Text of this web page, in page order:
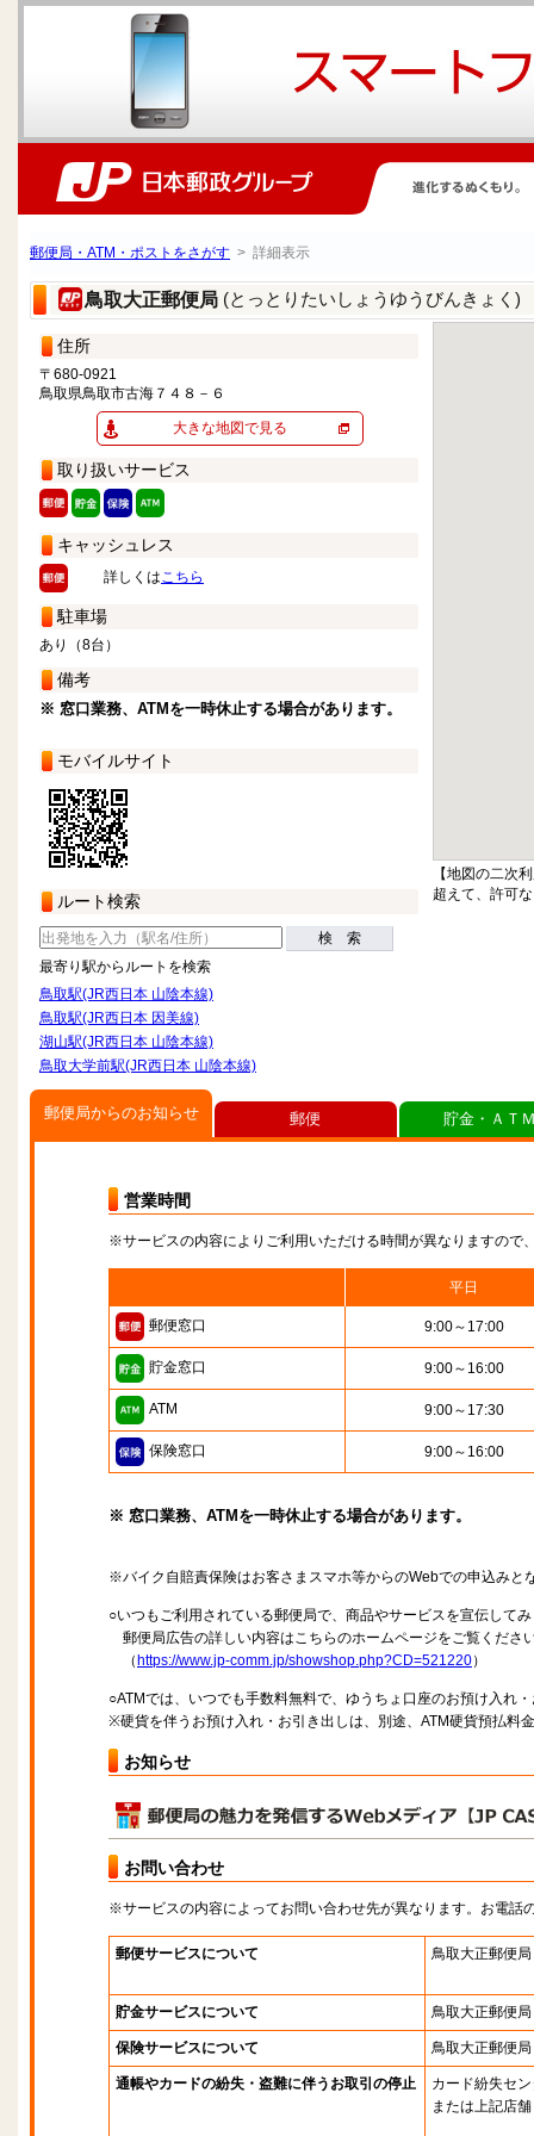
郵便局・ATM・ポストをさがす > 詳細表示
鳥取大正郵便局 (とっとりたいしょうゆうびんきょく)
住所
〒680-0921
鳥取県鳥取市古海７４８－６
大きな地図で見る
取り扱いサービス
キャッシュレス
詳しくはこちら
駐車場
あり（8台）
備考
※ 窓口業務、ATMを一時休止する場合があります。
モバイルサイト
ルート検索
検 索
最寄り駅からルートを検索
鳥取駅(JR西日本 山陰本線)
鳥取駅(JR西日本 因美線)
湖山駅(JR西日本 山陰本線)
鳥取大学前駅(JR西日本 山陰本線)
【地図の二次
超えて、許可
郵便局からのお知らせ
営業時間
※サービスの内容によりご利用いただける時間が異なりますので
平日
郵便窓口 9:00～17:00
貯金窓口 9:00～16:00
ATM 9:00～17:30
保険窓口 9:00～16:00
※ 窓口業務、ATMを一時休止する場合があります。
※バイク自賠責保険はお客さまスマホ等からのWebでの申込みと
○いつもご利用されている郵便局で、商品やサービスを宣伝して
郵便局広告の詳しい内容はこちらのホームページをご覧くださ
（ https://www.jp-comm.jp/showshop.php?CD=521220）
○ATMでは、いつでも手数料無料で、ゆうちょ口座のお預け入れ
※硬貨を伴うお預け入れ・お引き出しは、別途、ATM硬貨預払料
お知らせ
お問い合わせ
※サービスの内容によってお問い合わせ先が異なります。お電話
郵便サービスについて 鳥取大正郵便局
貯金サービスについて 鳥取大正郵便局
保険サービスについて 鳥取大正郵便局
通帳やカードの紛失・盗難に伴うお取引の停止
カード紛失セ
または上記店舗
郵便 貯金・ＡＴ